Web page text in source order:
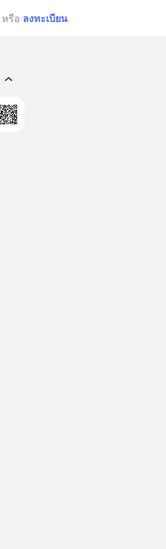
หรือ ลงทะเบียน